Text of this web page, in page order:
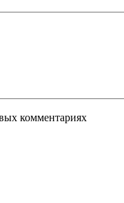
комментариях